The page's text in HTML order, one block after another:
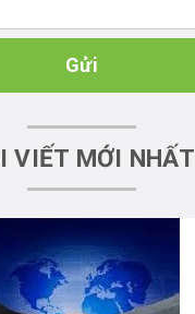
Gửi
VIẾT MỚI NHẤT